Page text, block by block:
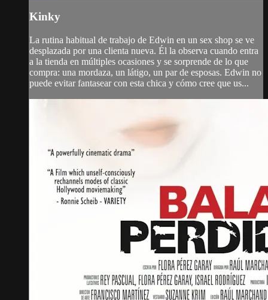
Kinky
La rutina habitual de trabajo de Edwin en un sex shop se ve
desplazada por una clienta nueva. Él la observa cuando entra
a la tienda en múltiples ocasiones y se sorprende de lo que
compra: una mordaza, un látigo, un par de esposas. Edwin no
puede evitar fantasear con esta chica y cómo cree que us...